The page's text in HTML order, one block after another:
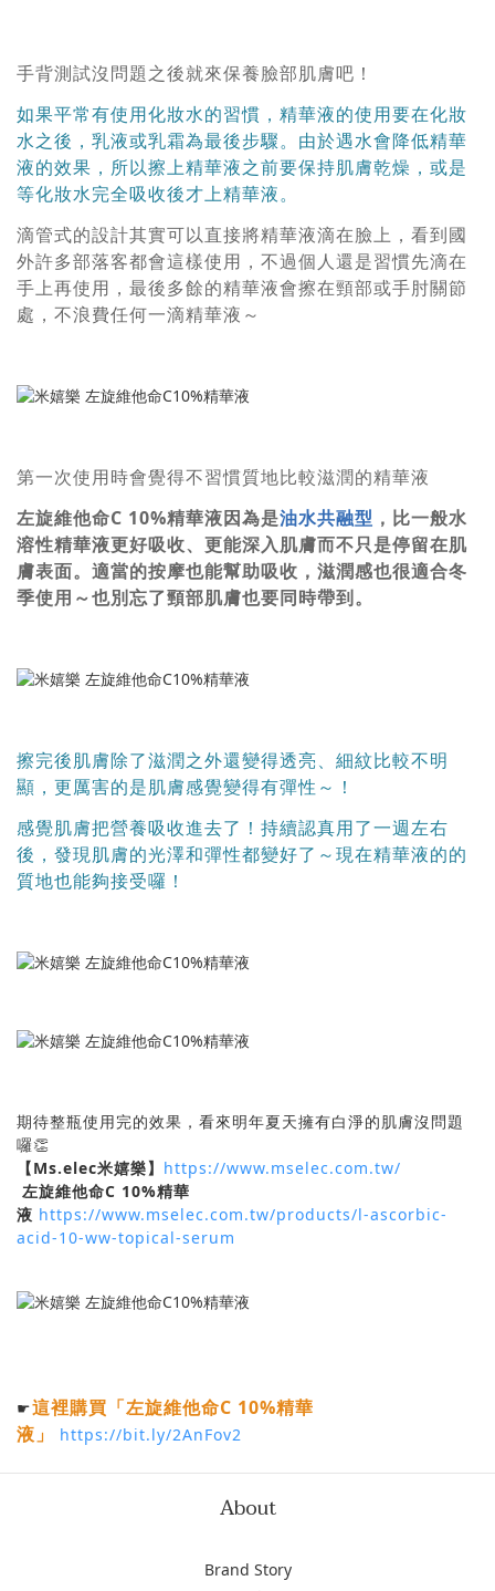
手背測試沒問題之後就來保養臉部肌膚吧！
如果平常有使用化妝水的習慣，精華液的使用要在化妝
水之後，乳液或乳霜為最後步驟。由於遇水會降低精華
液的效果，所以擦上精華液之前要保持肌膚乾燥，或是
等化妝水完全吸收後才上精華液。
滴管式的設計其實可以直接將精華液滴在臉上，看到國
外許多部落客都會這樣使用，不過個人還是習慣先滴在
手上再使用，最後多餘的精華液會擦在頸部或手肘關節
處，不浪費任何一滴精華液～
第一次使用時會覺得不習慣質地比較滋潤的精華液
左旋維他命C 10%精華液因為是油水共融型 ，比一般水
溶性精華液更好吸收、更能深入肌膚而不只是停留在肌
膚表面。適當的按摩也能幫助吸收，滋潤感也很適合冬
季使用～也別忘了頸部肌膚也要同時帶到。
擦完後肌膚除了滋潤之外還變得透亮、細紋比較不明
顯，更厲害的是肌膚感覺變得有彈性～！
感覺肌膚把營養吸收進去了！持續認真用了一週左右
後，發現肌膚的光澤和彈性都變好了～現在精華液的的
質地也能夠接受囉！
期待整瓶使用完的效果，看來明年夏天擁有白淨的肌膚沒問題
囉👏
【Ms.elec米嬉樂】 https://www.mselec.com.tw/
左旋維他命C 10%精華
液 https://www.mselec.com.tw/products/l-ascorbic-
acid-10-ww-topical-serum
☛這裡購買 「左旋維他命C 10%精華
液 」 https://bit.ly/2AnFov2
About
Brand Story